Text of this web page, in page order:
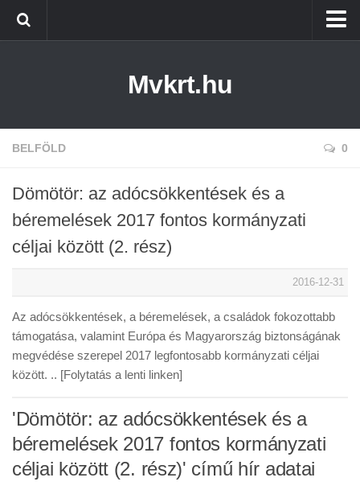
Tiszaújváros
Kazincbarcika
Mvkrt.hu
BELFÖLD 0
Dömötör: az adócsökkentések és a
béremelések 2017 fontos kormányzati
céljai között (2. rész)
2016-12-31
Az adócsökkentések, a béremelések, a családok fokozottabb
támogatása, valamint Európa és Magyarország biztonságának
megvédése szerepel 2017 legfontosabb kormányzati céljai
között. .. [Folytatás a lenti linken]
'Dömötör: az adócsökkentések és a
béremelések 2017 fontos kormányzati
céljai között (2. rész)' című hír adatai